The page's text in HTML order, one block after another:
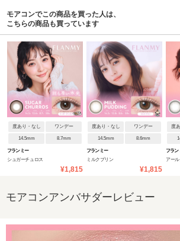
モアコンでこの商品を買った人は、
こちらの商品も買っています
度あり・なし ワンデー
14.5mm 8.7mm
フランミー
シュガーチュロス
¥1,815
度あり・なし ワンデー
14.5mm 8.6mm
フランミー
ミルクプリン
¥1,815
度
フラン
アー
モアコンアンバサダーレビュー